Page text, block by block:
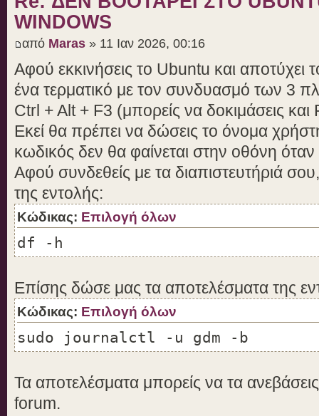
WINDOWS
από Maras » 11 Ιαν 2026, 00:16
Αφού εκκινήσεις το Ubuntu και αποτύχει
ένα τερματικό με τον συνδυασμό των 3
Ctrl + Alt + F3 (μπορείς να δοκιμάσεις
Εκεί θα πρέπει να δώσεις το όνομα
κωδικός δεν θα φαίνεται στην οθόνη
Αφού συνδεθείς με τα διαπιστευτήριά
της εντολής:
Κώδικας: Επιλογή όλων
df -h
Επίσης δώσε μας τα αποτελέσματα της
Κώδικας: Επιλογή όλων
sudo journalctl -u gdm -b
Τα αποτελέσματα μπορείς να τα
forum.